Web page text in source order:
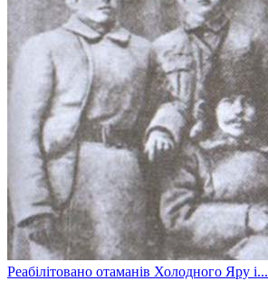
​Реабілітовано отаманів Холодного Яру і...